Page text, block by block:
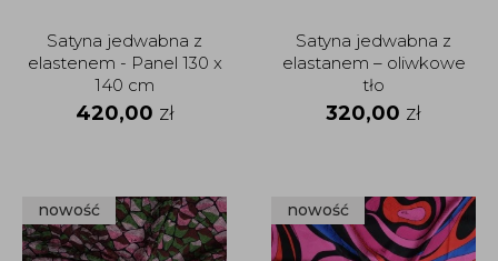
Satyna jedwabna z
elastenem - Panel 130 x
140 cm
420,00 zł
Satyna jedwabna z
elastanem – oliwkowe
tło
320,00 zł
nowość nowość